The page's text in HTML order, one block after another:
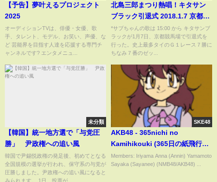
【予告】夢叶えるプロジェクト
2025
オーディションTVは、俳優・女優、歌
手、タレント、モデル、お笑い、声優、な
ど 芸能界を目指す人達を応援する専門チ
ャンネルです? エンタメニュ...
北島三郎まつり熱唱！キタサン
ブラック引退式 2018.1.7 京都競
馬場 /武豊/サブちゃん/祭
*サブちゃんの歌は 15:00 から キタサンブ
ラックが1月7日、京都競馬場で引退式を
行った。史上最多タイのＧ１レース７勝に
ちなみ７番のゼッ...
未分類
【韓国】統一地方選で「与党圧
勝」 尹政権への追い風
韓国で尹錫悦政権の発足後、初めてとなる
全国規模の選挙が行われ、保守系の与党が
圧勝しました。尹政権への追い風になると
みられます。 1日、投票が...
SKE48
AKB48 - 365nichi no
Kamihikouki (365日の紙飛行機)
(Kan/Rom/Eng Color Coded
Lyrics) (Fixed)
Members: Iriyama Anna (Annin) Yamamoto
Sayaka (Sayanee) (NMB48/AKB48) ...